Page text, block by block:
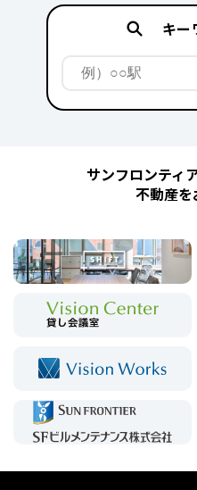
キー
サンフロンティ
不動産